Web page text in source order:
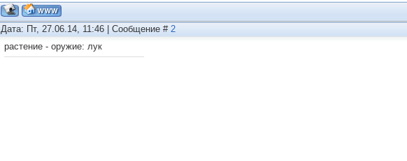
Дата: Пт, 27.06.14, 11:46 | Сообщение # 2
растение - оружие: лук